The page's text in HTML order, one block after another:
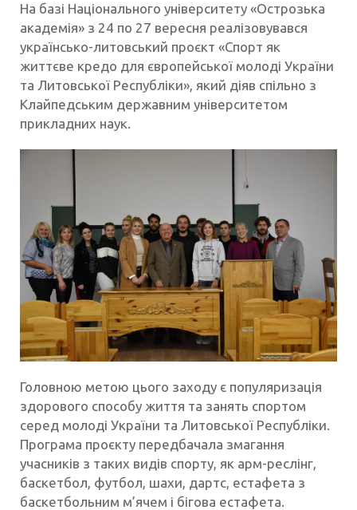
На базі Національного університету «Острозька
академія» з 24 по 27 вересня реалізовувався
українсько-литовський проєкт «Спорт як
життєве кредо для європейської молоді України
та Литовської Республіки», який діяв спільно з
Клайпедським державним університетом
прикладних наук.
Головною метою цього заходу є популяризація
здорового способу життя та занять спортом
серед молоді України та Литовської Республіки.
Програма проєкту передбачала змагання
учасників з таких видів спорту, як арм-реслінг,
баскетбол, футбол, шахи, дартс, естафета з
баскетбольним м’ячем і бігова естафета.